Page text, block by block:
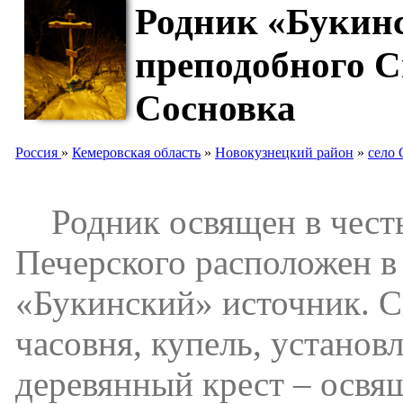
Родник
преподобного
Сосновка
Россия » Кемеровская область » Новокузнецкий район » село
Родник освящен в
Печерского расположен
«Букинский» источник.
часовня, купель,
деревянный крест –